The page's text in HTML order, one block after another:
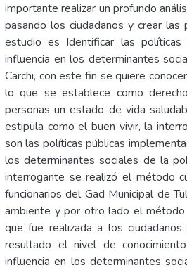
importante realizar un profundo
pasando los ciudadanos y crear
estudio es Identificar las
influencia en los determinantes
Carchi, con este fin se quiere
lo que se establece como
personas un estado de vida
estipula como el buen vivir, la
son las políticas públicas
los determinantes sociales de la
interrogante se realizó el método
funcionarios del Gad Municipal de
ambiente y por otro lado el
que fue realizada a los
resultado el nivel de
influencia en los determinantes